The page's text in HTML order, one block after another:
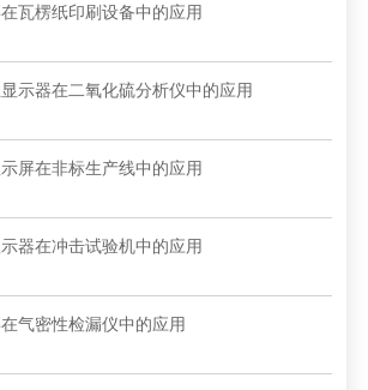
瓦楞纸印刷设备中的应用
示器在二氧化硫分析仪中的应用
屏在非标生产线中的应用
器在冲击试验机中的应用
气密性检漏仪中的应用